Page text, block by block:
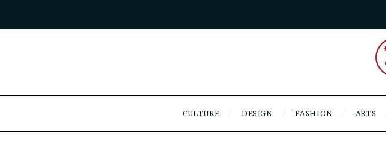
CULTURE DESIGN FASHION ARTS